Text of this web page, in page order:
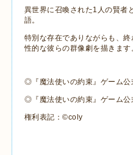
異世界に召喚された1 人の賢者
語。
特別な存在でありながらも、
性的な彼らの群像劇を描きます
◎『魔法使いの約束』ゲーム公
◎『魔法使いの約束』ゲーム公
権利表記：©coly